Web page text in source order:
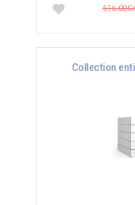
Collection